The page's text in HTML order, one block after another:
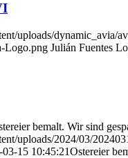
uploads/
Logo.png Julián Fuentes
bemalt. Wir sind
uploads/2024/03/
03-15 10:45:21Ostereier